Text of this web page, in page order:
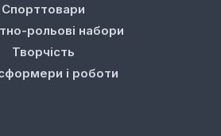
Спорттовари
рольові набори
Творчість
і роботи